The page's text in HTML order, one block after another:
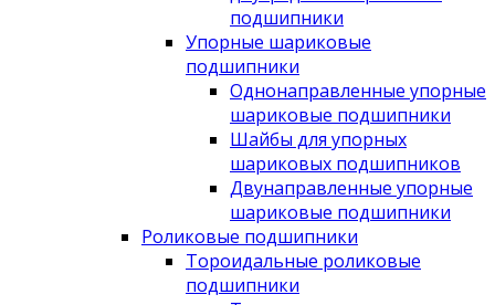
подшипники
Упорные шариковые
подшипники
Однонаправленные упорные
шариковые подшипники
Шайбы для упорных
шариковых подшипников
Двунаправленные упорные
шариковые подшипники
Роликовые подшипники
Тороидальные роликовые
подшипники